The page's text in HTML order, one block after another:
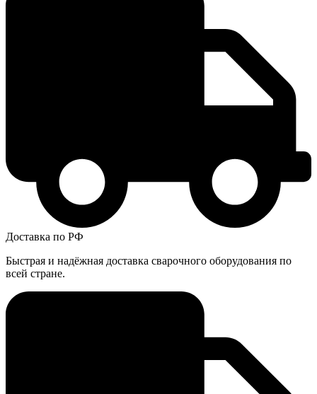
Доставка по РФ
Быстрая и надёжная доставка сварочного оборудования по
всей стране.